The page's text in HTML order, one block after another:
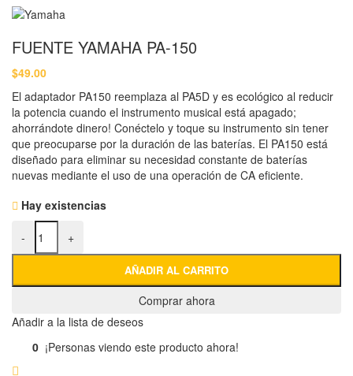
FUENTE YAMAHA PA-150
$49.00
El adaptador PA150 reemplaza al PA5D y es ecológico al reducir
la potencia cuando el instrumento musical está apagado;
ahorrándote dinero! Conéctelo y toque su instrumento sin tener
que preocuparse por la duración de las baterías. El PA150 está
diseñado para eliminar su necesidad constante de baterías
nuevas mediante el uso de una operación de CA eficiente.
Hay existencias
- +
AÑADIR AL CARRITO
Comprar ahora
Añadir a la lista de deseos
0 ¡Personas viendo este producto ahora!